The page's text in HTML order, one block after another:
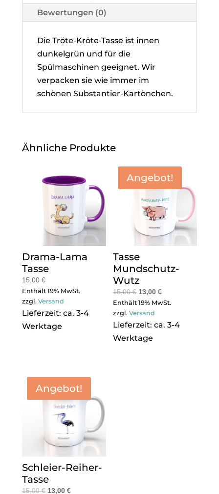
Bewertungen (0)
Die Tröte-Kröte-Tasse ist innen
dunkelgrün und für die
Spülmaschinen geeignet. Wir
verpacken sie wie immer im
schönen Substantier-Kartönchen.
Ähnliche Produkte
Drama-Lama
Tasse
15,00 €
Enthält 19% MwSt.
zzgl. Versand
Lieferzeit: ca. 3-4
Werktage
Angebot!
Tasse
Mundschutz-
Wutz
15,00€ 13,00€
Enthält 19% MwSt.
zzgl.Versand
Lieferzeit: ca. 3-4
Werktage
Angebot!
Schleier-Reiher-
Tasse
15,00€ 13,00 €